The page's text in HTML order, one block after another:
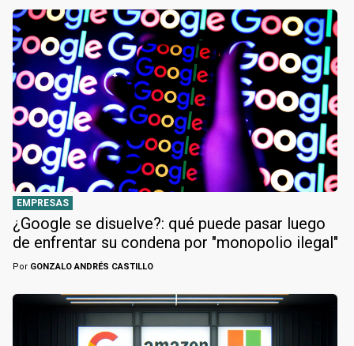
EMPRESAS
¿Google se disuelve?: qué puede pasar luego
de enfrentar su condena por "monopolio ilegal"
Por GONZALO ANDRÉS CASTILLO